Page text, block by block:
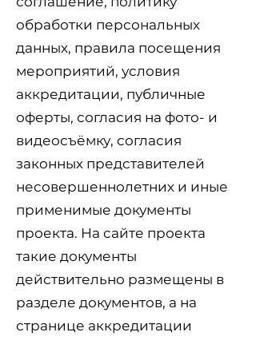
обработки персональных
данных, правила посещения
мероприятий, условия
аккредитации, публичные
оферты, согласия на фото- и
видеосъёмку, согласия
законных представителей
несовершеннолетних и иные
применимые документы
проекта. На сайте проекта
такие документы
действительно размещены в
разделе документов, а на
странице аккредитации